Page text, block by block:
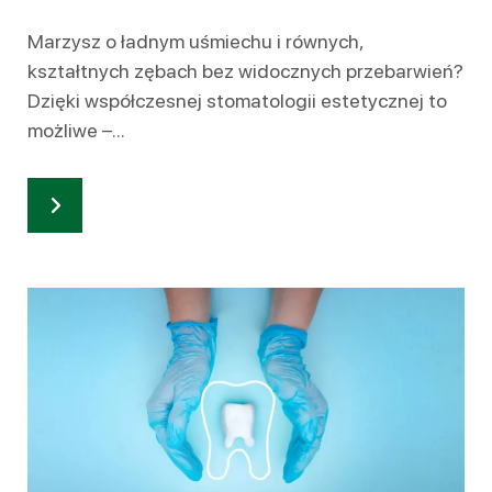
Marzysz o ładnym uśmiechu i równych,
kształtnych zębach bez widocznych przebarwień?
Dzięki współczesnej stomatologii estetycznej to
możliwe –...